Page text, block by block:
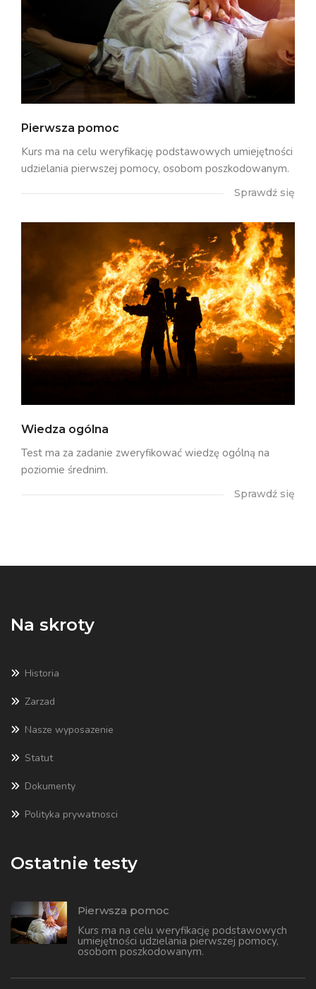
Pierwsza pomoc
Kurs ma na celu weryfikację podstawowych umiejętności
udzielania pierwszej pomocy, osobom poszkodowanym.
Sprawdź się
Wiedza ogólna
Test ma za zadanie zweryfikować wiedzę ogólną na
poziomie średnim.
Sprawdź się
Na skroty
Historia
Zarzad
Nasze wyposazenie
Statut
Dokumenty
Polityka prywatnosci
Ostatnie testy
Pierwsza pomoc
Kurs ma na celu weryfikację podstawowych
umiejętności udzielania pierwszej pomocy,
osobom poszkodowanym.